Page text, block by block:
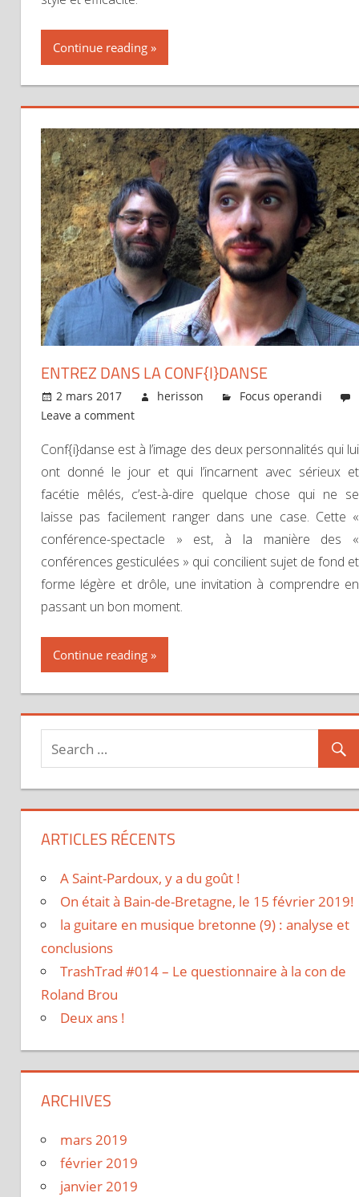
Continue reading
ENTREZ DANS LA CONF{I}DANSE
2 mars 2017 herisson
Focus operandi
Leave a comment
Conf{i}danse est à l’image des deux personnalités qui lui
ont donné le jour et qui l’incarnent avec sérieux et
facétie mêlés, c’est-à-dire quelque chose qui ne se
laisse pas facilement ranger dans une case. Cette «
conférence-spectacle » est, à la manière des «
conférences gesticulées » qui concilient sujet de fond et
forme légère et drôle, une invitation à comprendre en
passant un bon moment.
Continue reading
ARTICLES RÉCENTS
A Saint-Pardoux, y a du goût !
On était à Bain-de-Bretagne, le 15 février 2019!
la guitare en musique bretonne (9) : analyse et
conclusions
TrashTrad #014 – Le questionnaire à la con de
Roland Brou
Deux ans !
ARCHIVES
mars 2019
février 2019
janvier 2019